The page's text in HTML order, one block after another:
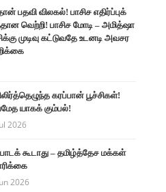
பதவி விலகல்! பாசிச எதிர்ப்புக்
வெற்றி! பாசிச மோடி – அமித்ஷா
முடிவு கட்டுவதே உடனடி அவசர
கரப்பான் பூச்சிகள்!
யாகக் கும்பல்!
2026
கூடாது – தமிழ்த்தேச மக்கள்
2026